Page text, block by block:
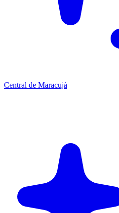
Central de Maracujá